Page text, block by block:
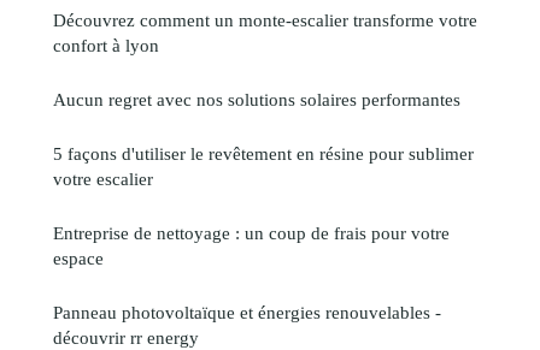
Découvrez comment un monte-escalier transforme votre
confort à lyon
Aucun regret avec nos solutions solaires performantes
5 façons d'utiliser le revêtement en résine pour sublimer
votre escalier
Entreprise de nettoyage : un coup de frais pour votre
espace
Panneau photovoltaïque et énergies renouvelables -
découvrir rr energy